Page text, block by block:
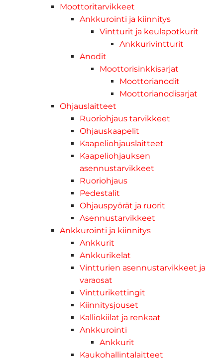
Moottoritarvikkeet
Ankkurointi ja kiinnitys
Vintturit ja keulapotkurit
Ankkurivintturit
Anodit
Moottorisinkkisarjat
Moottorianodit
Moottorianodisarjat
Ohjauslaitteet
Ruoriohjaus tarvikkeet
Ohjauskaapelit
Kaapeliohjauslaitteet
Kaapeliohjauksen
asennustarvikkeet
Ruoriohjaus
Pedestalit
Ohjauspyörät ja ruorit
Asennustarvikkeet
Ankkurointi ja kiinnitys
Ankkurit
Ankkurikelat
Vintturien asennustarvikkeet ja
varaosat
Vintturikettingit
Kiinnitysjouset
Kalliokiilat ja renkaat
Ankkurointi
Ankkurit
Kaukohallintalaitteet